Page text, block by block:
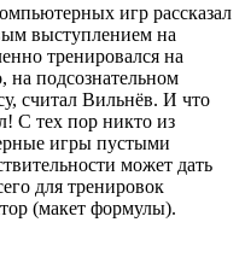
игр рассказал
выступлением на
тренировался на
на подсознательном
считал Вильнёв. И что
С тех пор никто из
игры пустыми
может дать
для тренировок
(макет формулы).